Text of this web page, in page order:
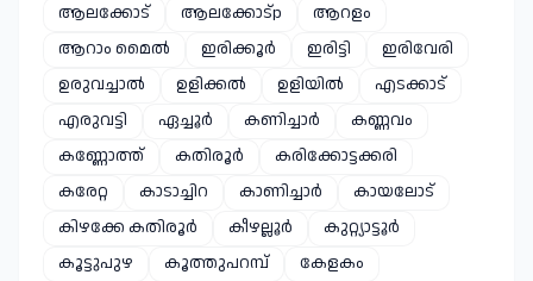
ആലക്കോട്
ആലക്കോട്p
ആറളം
ആറാം മൈൽ
ഇരിക്കൂർ ഇരിട്ടി
ഇരിവേരി
ഉരുവച്ചാൽ
ഉളിക്കൽ ഉളിയിൽ
എടക്കാട്
എരുവട്ടി
ഏച്ചൂർ കണിച്ചാർ
കണ്ണവം
കണ്ണോത്ത്
കതിരൂർ
കരിക്കോട്ടക്കരി
കരേറ്റ
കാടാച്ചിറ കാണിച്ചാർ
കായലോട്
കിഴക്കേ കതിരൂർ
കീഴല്ലൂർ
കുറ്റ്യാട്ടൂർ
കൂട്ടുപുഴ
കൂത്തുപറമ്പ്
കേളകം